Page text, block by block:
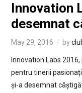
Innovation
desemnat
May 29, 2016 by
Innovation Labs
pentru tinerii
și-a desemnat